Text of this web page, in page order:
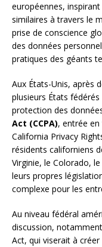
européennes,
similaires à travers le
prise de conscience
des données
pratiques des géants
Aux États-Unis, après
plusieurs États
protection des
Act (CCPA), entrée
California Privacy
résidents californiens
Virginie, le Colorado,
leurs propres
complexe pour les
Au niveau fédéral
discussion,
Act, qui viserait à